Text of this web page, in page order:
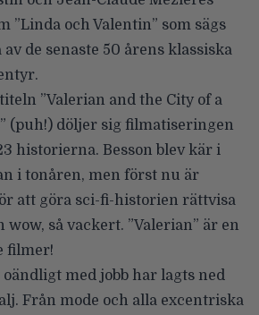
”Linda och Valentin” som sägs
de senaste 50 årens klassiska
”Valerian and the City of a
(puh!) döljer sig filmatiseringen
historierna. Besson blev kär i
i tonåren, men först nu är
att göra sci-fi-historien rättvisa
wow, så vackert. ”Valerian” är en
filmer!
med jobb har lagts ned
Från mode och alla excentriska